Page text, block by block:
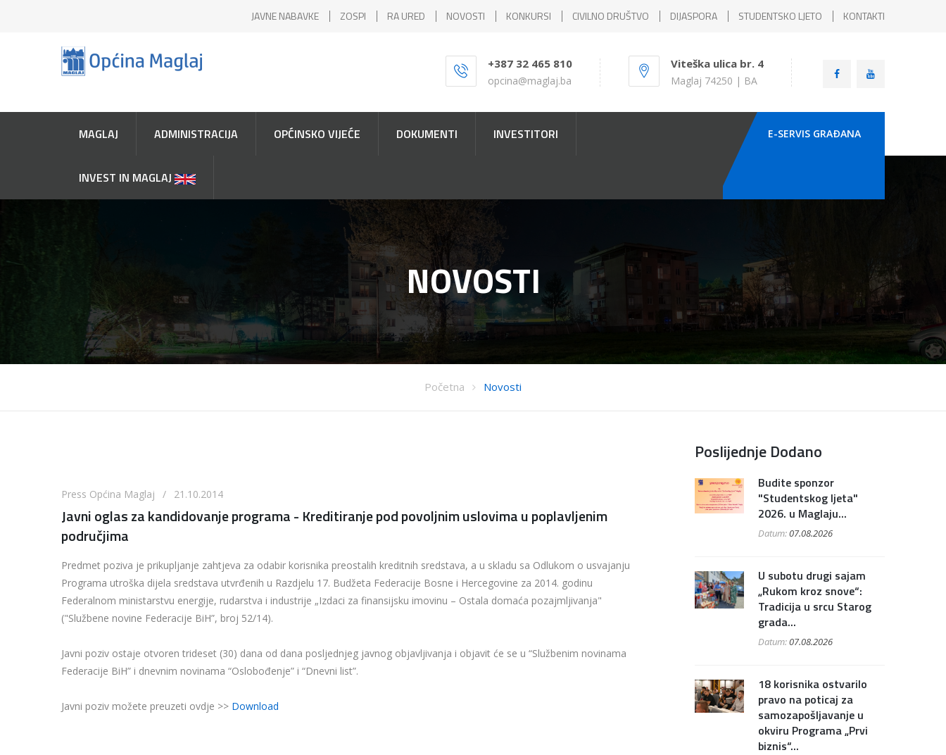
JAVNE NABAVKE ZOSPI RA URED NOVOSTI KONKURSI CIVILNO DRUŠTVO DIJASPORA STUDENTSKO LJETO KONTAKTI
+387 32 465 810
opcina@maglaj.ba
Viteška ulica br. 4
Maglaj 74250 | BA
MAGLAJ ADMINISTRACIJA OPĆINSKO VIJEĆE DOKUMENTI INVESTITORI
INVEST IN MAGLAJ
E-SERVIS GRAÐANA
NOVOSTI
Početna Novosti
Press Općina Maglaj / 21.10.2014
Javni oglas za kandidovanje programa - Kreditiranje pod povoljnim uslovima u poplavljenim
područjima
Predmet poziva je prikupljanje zahtjeva za odabir korisnika preostalih kreditnih sredstava, a u skladu sa Odlukom o usvajanju
Programa utroška dijela sredstava utvrđenih u Razdjelu 17. Budžeta Federacije Bosne i Hercegovine za 2014. godinu
Federalnom ministarstvu energije, rudarstva i industrije „Izdaci za finansijsku imovinu – Ostala domaća pozajmljivanja"
("Službene novine Federacije BiH”, broj 52/14).
Javni poziv ostaje otvoren trideset (30) dana od dana posljednjeg javnog objavljivanja i objavit će se u “Službenim novinama
Federacije BiH” i dnevnim novinama “Oslobođenje” i “Dnevni list”.
Javni poziv možete preuzeti ovdje >> Download
Poslijednje Dodano
Budite sponzor
"Studentskog ljeta"
2026. u Maglaju...
Datum:07.08.2026
U subotu drugi sajam
„Rukom kroz snove“:
Tradicija u srcu Starog
grada...
Datum:07.08.2026
18 korisnika ostvarilo
pravo na poticaj za
samozapošljavanje u
okviru Programa „Prvi
biznis“...